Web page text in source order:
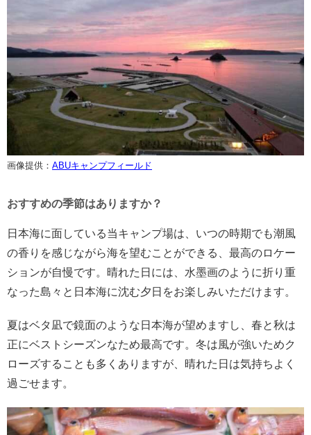
画像提供： ABUキャンプフィールド
おすすめの季節はありますか？
日本海に面している当キャンプ場は、いつの時期でも潮風
の香りを感じながら海を望むことができる、最高のロケー
ションが自慢です。晴れた日には、水墨画のように折り重
なった島々と日本海に沈む夕日をお楽しみいただけます。
夏はベタ凪で鏡面のような日本海が望めますし、春と秋は
正にベストシーズンなため最高です。冬は風が強いためク
ローズすることも多くありますが、晴れた日は気持ちよく
過ごせます。